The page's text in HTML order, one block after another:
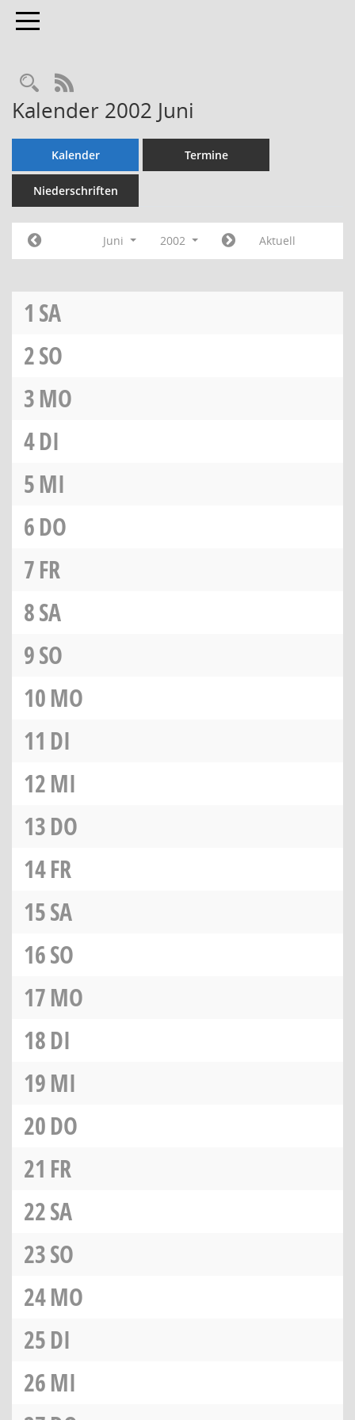
Toggle navigation
Rechercheauswahl
RSS-Feed
Kalender 2002 Juni
Kalender Termine
Niederschriften
Juni 2002 Aktuell
1 SA
2SO
3MO
4DI
5MI
6DO
7FR
8SA
9SO
10MO
11 DI
12MI
13DO
14FR
15SA
16SO
17MO
18DI
19MI
20DO
21 FR
22SA
23SO
24MO
25DI
26MI